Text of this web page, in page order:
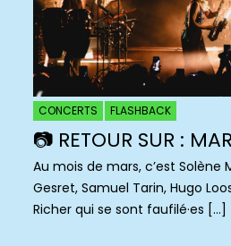
CONCERTS FLASHBACK
📷 RETOUR SUR :
Au mois de mars, c’est Solène
Gesret, Samuel Tarin, Hugo
Richer qui se sont faufilé·es […]